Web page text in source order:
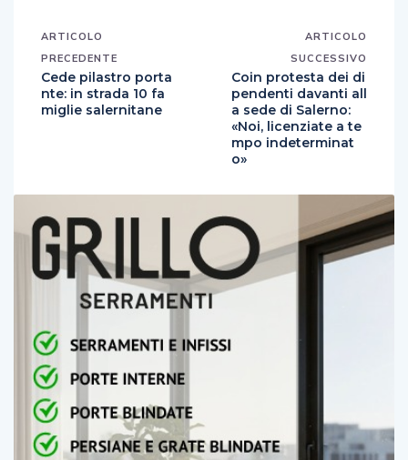
ARTICOLO
PRECEDENTE
Cede pilastro porta
nte: in strada 10 fa
miglie salernitane
ARTICOLO
SUCCESSIVO
Coin protesta dei di
pendenti davanti all
a sede di Salerno:
«Noi, licenziate a te
mpo indeterminat
o»